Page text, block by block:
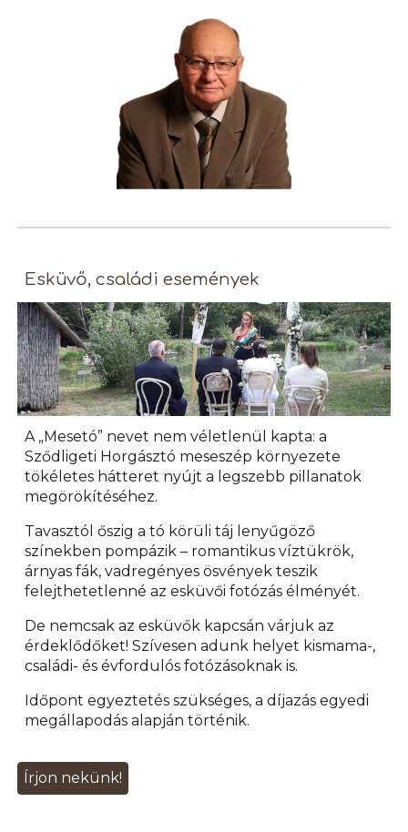
Esküvő, családi események
A „Mesetó” nevet nem véletlenül kapta: a
Sződligeti Horgásztó meseszép környezete
tökéletes hátteret nyújt a legszebb pillanatok
megörökítéséhez.
Tavasztól őszig a tó körüli táj lenyűgöző
színekben pompázik – romantikus víztükrök,
árnyas fák, vadregényes ösvények teszik
felejthetetlenné az esküvői fotózás élményét.
De nemcsak az esküvők kapcsán várjuk az
érdeklődőket! Szívesen adunk helyet kismama-,
családi- és évfordulós fotózásoknak is.
Időpont egyeztetés szükséges, a díjazás egyedi
megállapodás alapján történik.
Írjon nekünk!